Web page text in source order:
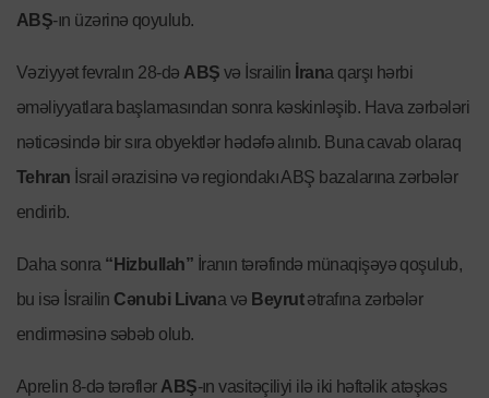
ABŞ-ın üzərinə qoyulub.
Vəziyyət fevralın 28-də ABŞ və İsrailin İrana qarşı hərbi
əməliyyatlara başlamasından sonra kəskinləşib. Hava zərbələri
nəticəsində bir sıra obyektlər hədəfə alınıb. Buna cavab olaraq
Tehran İsrail ərazisinə və regiondakı ABŞ bazalarına zərbələr
endirib.
Daha sonra “Hizbullah” İranın tərəfində münaqişəyə qoşulub,
bu isə İsrailin Cənubi Livana və Beyrutətrafına zərbələr
endirməsinə səbəb olub.
Aprelin 8-də tərəflər ABŞ-ın vasitəçiliyi ilə iki həftəlik atəşkəs